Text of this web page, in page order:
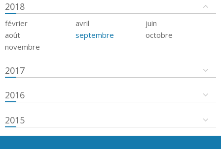
2018
février avril
juin
août
septembre
octobre
novembre
2017
2016
2015